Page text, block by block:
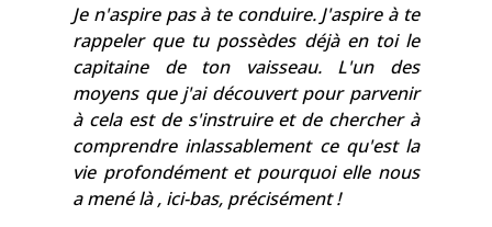
Je n'aspire pas à te conduire. J'aspire à te
rappeler que tu possèdes déjà en toi le
capitaine de ton vaisseau. L'un des
moyens que j'ai découvert pour parvenir
à cela est de s'instruire et de chercher à
comprendre inlassablement ce qu'est la
vie profondément et pourquoi elle nous
a mené là , ici-bas, précisément !